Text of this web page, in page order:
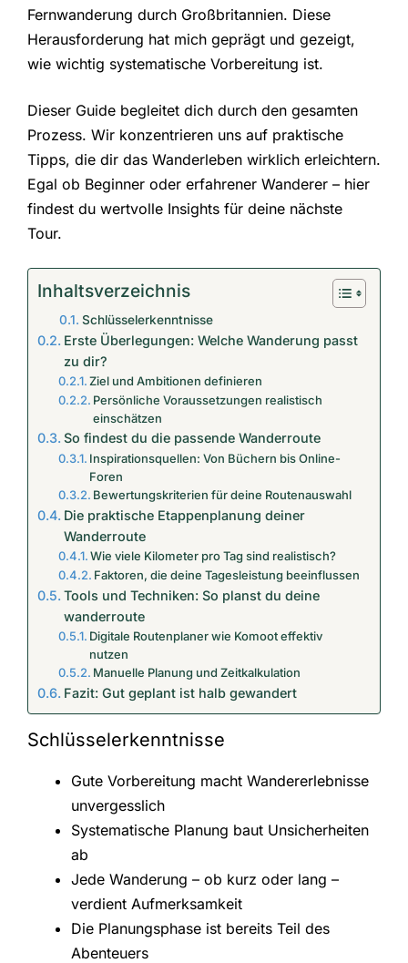
Fernwanderung durch Großbritannien. Diese
Herausforderung hat mich geprägt und gezeigt,
wie wichtig systematische Vorbereitung ist.
Dieser Guide begleitet dich durch den gesamten
Prozess. Wir konzentrieren uns auf praktische
Tipps, die dir das Wanderleben wirklich erleichtern.
Egal ob Beginner oder erfahrener Wanderer – hier
findest du wertvolle Insights für deine nächste
Tour.
Inhaltsverzeichnis
Schlüsselerkenntnisse
Erste Überlegungen: Welche Wanderung passt
zu dir?
Ziel und Ambitionen definieren
Persönliche Voraussetzungen realistisch
einschätzen
So findest du die passende Wanderroute
Inspirationsquellen: Von Büchern bis Online-
Foren
Bewertungskriterien für deine Routenauswahl
Die praktische Etappenplanung deiner
Wanderroute
Wie viele Kilometer pro Tag sind realistisch?
Faktoren, die deine Tagesleistung beeinflussen
Tools und Techniken: So planst du deine
wanderroute
Digitale Routenplaner wie Komoot effektiv
nutzen
Manuelle Planung und Zeitkalkulation
Fazit: Gut geplant ist halb gewandert
Schlüsselerkenntnisse
Gute Vorbereitung macht Wandererlebnisse
unvergesslich
Systematische Planung baut Unsicherheiten
ab
Jede Wanderung – ob kurz oder lang –
verdient Aufmerksamkeit
Die Planungsphase ist bereits Teil des
Abenteuers